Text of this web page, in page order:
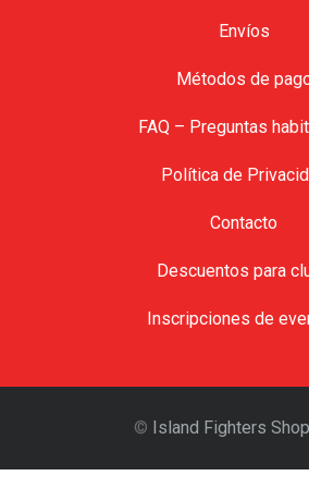
Envíos
Métodos de
FAQ – Preguntas
Política de
Contacto
Descuentos para
Inscripciones de
© Island Fighters Shop